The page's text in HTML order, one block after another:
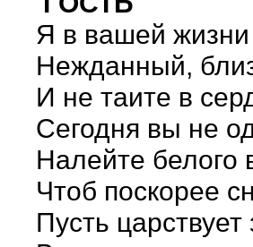
Я в вашей жизни
Нежданный,
И не таите в
Сегодня вы не
Налейте белого
Чтоб поскорее
Пусть